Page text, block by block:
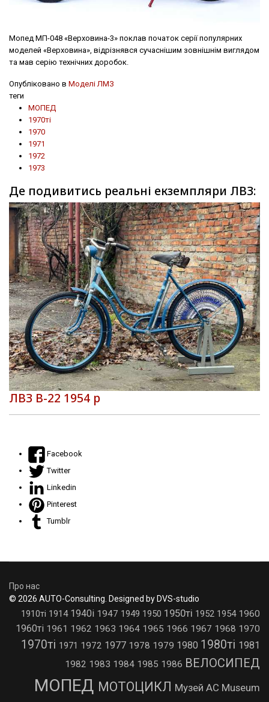
Мопед МП-048 «Верховина-3» поклав початок серії популярних
моделей «Верховина», відрізнявся сучаснішим зовнішнім виглядом
та мав серію технічних доробок.
Опубліковано в Моделі ЛМЗ
теги
МОПЕД
1970ті
1970
1971
1972
1973
Де подивитись реальні екземпляри ЛВЗ:
ЛВЗ В-22 1954 р
Facebook
Twitter
Linkedin
Pinterest
Tumblr
Про нас
© 2026 AUTO-Consulting. Designed by DVS-studio
1910ті 1914 1940і 1947 1949 1950 1950ті 1952 1954 1960
1960ті 1961 1962 1963 1964 1965 1966 1967 1968 1970
1970ті 1971 1972 1977 1978 1979 1980 1980ті 1981
1982 1983 1984 1985 1986 ВЕЛОСИПЕД
МОПЕД МОТОЦИКЛ Музей AC Museum